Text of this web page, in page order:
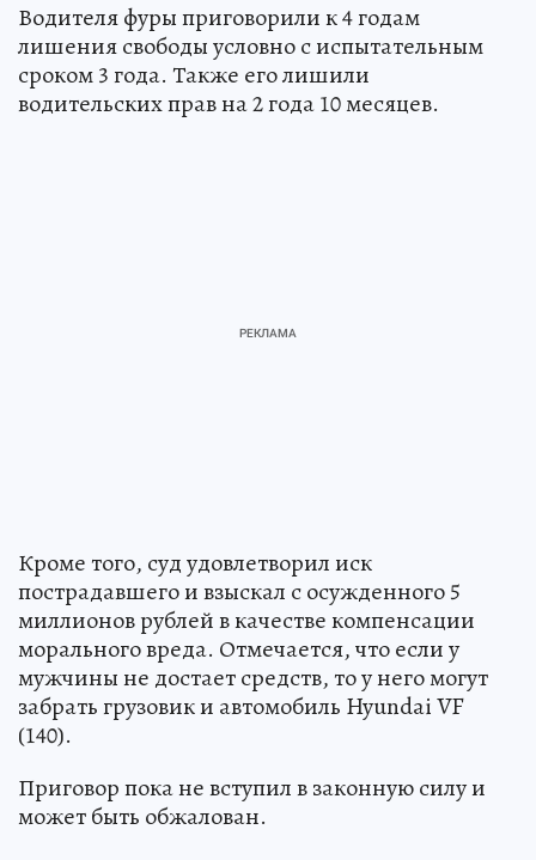
Водителя фуры приговорили к 4 годам
лишения свободы условно с испытательным
сроком 3 года. Также его лишили
водительских прав на 2 года 10 месяцев.
Кроме того, суд удовлетворил иск
пострадавшего и взыскал с осужденного 5
миллионов рублей в качестве компенсации
морального вреда. Отмечается, что если у
мужчины не достает средств, то у него могут
забрать грузовик и автомобиль Hyundai VF
(140).
Приговор пока не вступил в законную силу и
может быть обжалован.